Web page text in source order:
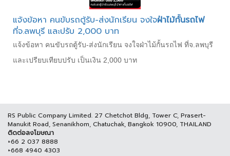
แจ้งข้อหา คนขับรถตู้รับ-ส่งนักเรียน จงใจฝ่าไม้กั้นรถไฟ
ที่จ.ลพบุรี และปรับ 2,000 บาท
แจ้งข้อหา คนขับรถตู้รับ-ส่งนักเรียน จงใจฝ่าไม้กั้นรถไฟ ที่จ.ลพบุรี
และเปรียบเทียบปรับ เป็นเงิน 2,000 บาท
RS Public Company Limited. 27 Chetchot Bldg, Tower C, Prasert-
Manukit Road, Senanikhom, Chatuchak, Bangkok 10900, THAILAND
ติดต่อลงโฆษณา
+66 2 037 8888
+668 4940 4303